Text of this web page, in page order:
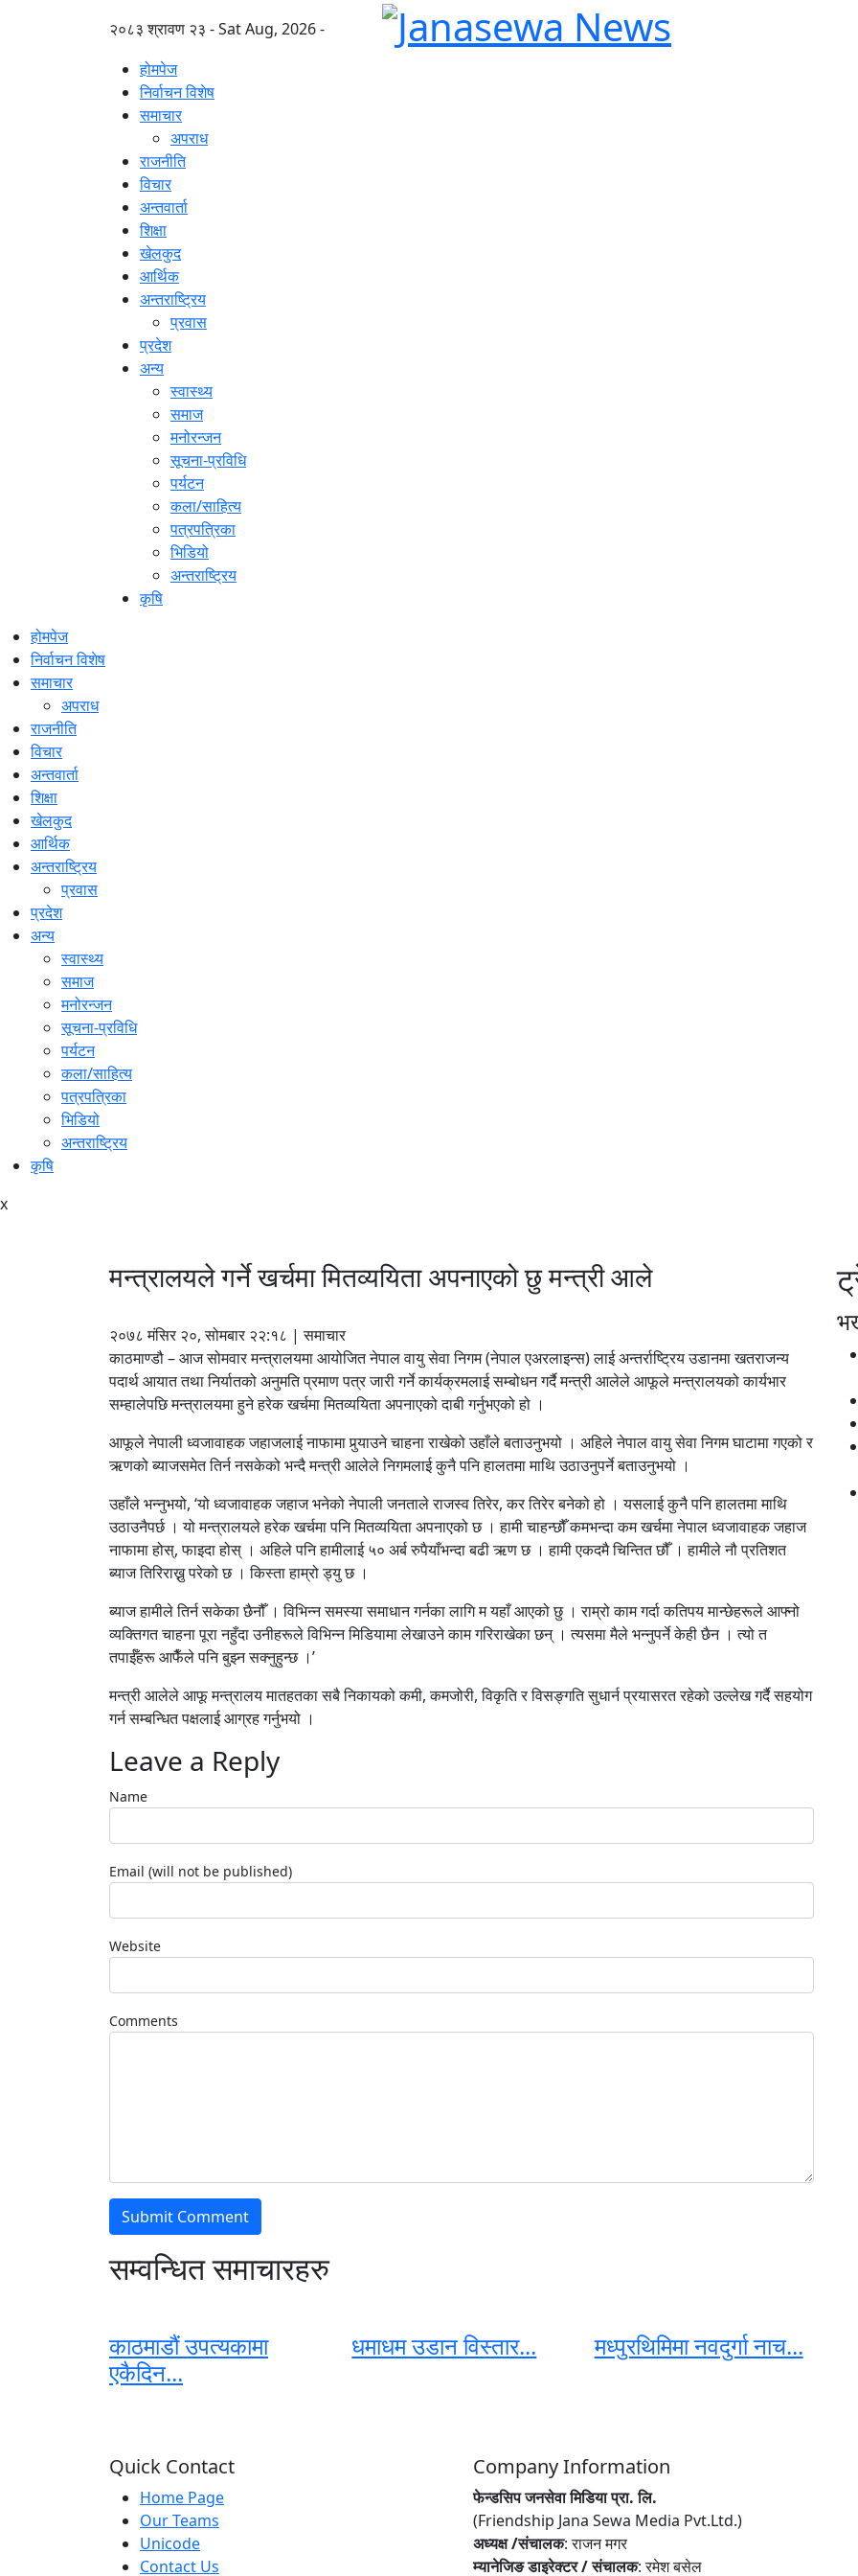
२०८३ श्रावण २३ - Sat Aug, 2026 -
होमपेज
निर्वाचन विशेष
समाचार
अपराध
राजनीति
विचार
अन्तवार्ता
शिक्षा
खेलकुद
आर्थिक
अन्तराष्ट्रिय
प्रवास
प्रदेश
अन्य
स्वास्थ्य
समाज
मनोरन्जन
सूचना-प्रविधि
पर्यटन
कला/साहित्य
पत्रपत्रिका
भिडियो
अन्तराष्ट्रिय
कृषि
होमपेज
निर्वाचन विशेष
समाचार
अपराध
राजनीति
विचार
अन्तवार्ता
शिक्षा
खेलकुद
आर्थिक
अन्तराष्ट्रिय
प्रवास
प्रदेश
अन्य
स्वास्थ्य
समाज
मनोरन्जन
सूचना-प्रविधि
पर्यटन
कला/साहित्य
पत्रपत्रिका
भिडियो
अन्तराष्ट्रिय
कृषि
x
मन्त्रालयले गर्ने खर्चमा मितव्ययिता अपनाएको छु मन्त्री आले
२०७८ मंसिर २०, सोमबार २२:१८ | समाचार
काठमाण्डौ – आज सोमवार मन्त्रालयमा आयोजित नेपाल वायु सेवा निगम (नेपाल एअरलाइन्स) लाई अन्तर्राष्ट्रिय उडानमा खतराजन्य
पदार्थ आयात तथा निर्यातको अनुमति प्रमाण पत्र जारी गर्ने कार्यक्रमलाई सम्बोधन गर्दै मन्त्री आलेले आफूले मन्त्रालयको कार्यभार
सम्हालेपछि मन्त्रालयमा हुने हरेक खर्चमा मितव्ययिता अपनाएको दाबी गर्नुभएको हो ।
आफूले नेपाली ध्वजावाहक जहाजलाई नाफामा पुर्‍याउने चाहना राखेको उहाँले बताउनुभयो । अहिले नेपाल वायु सेवा निगम घाटामा गएको र
ऋणको ब्याजसमेत तिर्न नसकेको भन्दै मन्त्री आलेले निगमलाई कुनै पनि हालतमा माथि उठाउनुपर्ने बताउनुभयो ।
उहाँले भन्नुभयो, ‘यो ध्वजावाहक जहाज भनेको नेपाली जनताले राजस्व तिरेर, कर तिरेर बनेको हो । यसलाई कुनै पनि हालतमा माथि
उठाउनैपर्छ । यो मन्त्रालयले हरेक खर्चमा पनि मितव्ययिता अपनाएको छ । हामी चाहन्छौँ कमभन्दा कम खर्चमा नेपाल ध्वजावाहक जहाज
नाफामा होस्, फाइदा होस् । अहिले पनि हामीलाई ५० अर्ब रुपैयाँभन्दा बढी ऋण छ । हामी एकदमै चिन्तित छौँ । हामीले नौ प्रतिशत
ब्याज तिरिराख्नु परेको छ । किस्ता हाम्रो ड्यु छ ।
ब्याज हामीले तिर्न सकेका छैनौँ । विभिन्न समस्या समाधान गर्नका लागि म यहाँ आएको छु । राम्रो काम गर्दा कतिपय मान्छेहरूले आफ्नो
व्यक्तिगत चाहना पूरा नहुँदा उनीहरूले विभिन्न मिडियामा लेखाउने काम गरिराखेका छन् । त्यसमा मैले भन्नुपर्ने केही छैन । त्यो त
तपाईँहरू आफैँले पनि बुझ्न सक्नुहुन्छ ।’
मन्त्री आलेले आफू मन्त्रालय मातहतका सबै निकायको कमी, कमजोरी, विकृति र विसङ्गति सुधार्न प्रयासरत रहेको उल्लेख गर्दै सहयोग
गर्न सम्बन्धित पक्षलाई आग्रह गर्नुभयो ।
Leave a Reply
Name
Email (will not be published)
Website
Comments
सम्वन्धित समाचारहरु
काठमाडौं उपत्यकामा
एकैदिन...
धमाधम उडान विस्तार... मध्पुरथिमिमा नवदुर्गा नाच...
Quick Contact
Home Page
Our Teams
Unicode
Contact Us
Company Information
फेन्डसिप जनसेवा मिडिया प्रा. लि.
(Friendship Jana Sewa Media Pvt.Ltd.)
अध्यक्ष /संचालक: राजन मगर
म्यानेजिङ डाइरेक्टर / संचालक: रमेश बसेल